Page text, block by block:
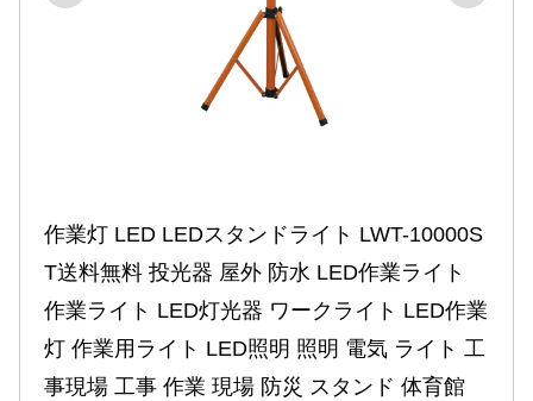
作業灯 LED LEDスタンドライト LWT-10000S
T送料無料 投光器 屋外 防水 LED作業ライト
作業ライト LED灯光器 ワークライト LED作業
灯 作業用ライト LED照明 照明 電気 ライト 工
事現場 工事 作業 現場 防災 スタンド 体育館